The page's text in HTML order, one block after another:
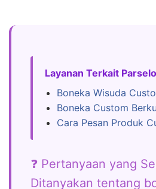
Layanan Terkait Parselo
Boneka Wisuda
Boneka Custom
Cara Pesan Produk
❓ Pertanyaan yang
Ditanyakan tentang